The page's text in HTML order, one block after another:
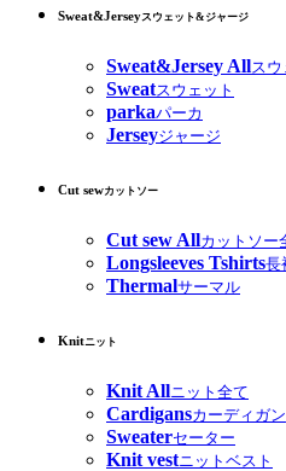
Sweat&Jerseyスウェット&ジャージ
Sweat&Jersey Allス
Sweatスウェット
parkaパーカ
Jerseyジャージ
Cut sewカットソー
Cut sew Allカットソー
Longsleeves Tshirts長
Thermalサーマル
Knitニット
Knit Allニット全て
Cardigansカーディガン
Sweaterセーター
Knit vestニットベスト